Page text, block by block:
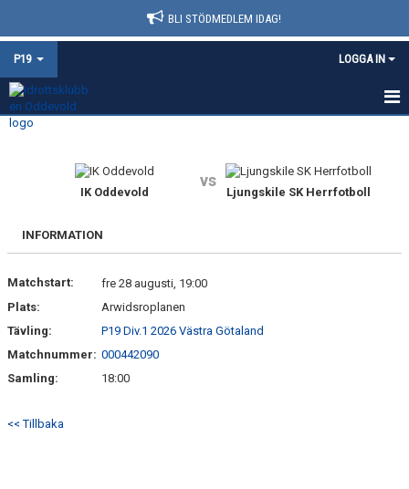
BLI STÖDMEDLEM IDAG!
P19 LOGGA IN
HEM
MATCHER
TRUPPEN
BILDGALLERI
IK Oddevold
vs
Ljungskile SK Herrfotboll
INFORMATION
Matchstart:
fre 28 augusti, 19:00
Plats:
Arwidsroplanen
Tävling:
P19 Div.1 2026 Västra Götaland
Matchnummer: 000442090
Samling:
18:00
<< Tillbaka